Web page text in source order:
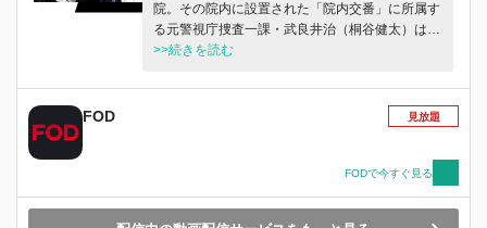
院。その院内に設置された「院内交番」に所属す
る元警視庁捜査一課・武良井治（桐谷健太）は、
日々患者同士のトラブル解決や遺失物捜索に従事
正親）と2人きりで交番を運営していたが、そこ
に交番事務員として川本響子（長濱ねる）が配属
番”（軽薄で、空気の読めない、給料泥棒）とや
ゆされる場所で・・・・・・。そんな中、病院が
>>続きを読む
FOD 見放題
FODで今すぐ見る